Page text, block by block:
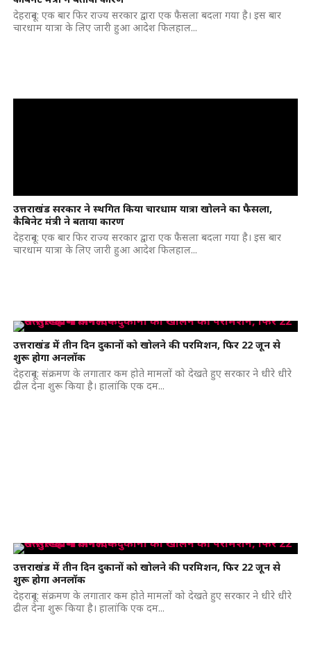
देहरादून: एक बार फिर राज्य सरकार द्वारा एक फैसला बदला गया है। इस बार
चारधाम यात्रा के लिए जारी हुआ आदेश फिलहाल...
उत्तराखंड सरकार ने स्थगित किया चारधाम यात्रा खोलने का फैसला,
कैबिनेट मंत्री ने बताया कारण
देहरादून: एक बार फिर राज्य सरकार द्वारा एक फैसला बदला गया है। इस बार
चारधाम यात्रा के लिए जारी हुआ आदेश फिलहाल...
उत्तराखंड में तीन दिन दुकानों को खोलने की परमिशन, फिर 22 जून से
शुरू होगा अनलॉक
देहरादून: संक्रमण के लगातार कम होते मामलों को देखते हुए सरकार ने धीरे धीरे
ढील देना शुरू किया है। हालांकि एक दम...
उत्तराखंड में तीन दिन दुकानों को खोलने की परमिशन, फिर 22 जून से
शुरू होगा अनलॉक
देहरादून: संक्रमण के लगातार कम होते मामलों को देखते हुए सरकार ने धीरे धीरे
ढील देना शुरू किया है। हालांकि एक दम...